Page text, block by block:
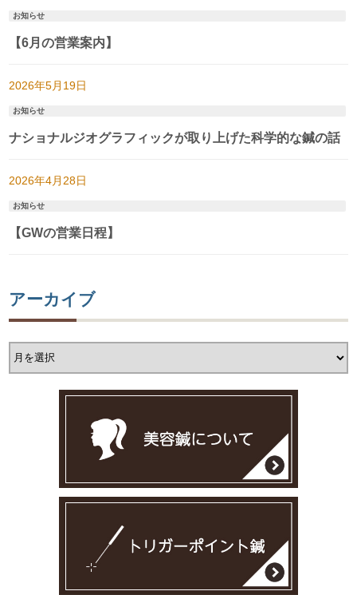
お知らせ
【6月の営業案内】
2026年5月19日
お知らせ
ナショナルジオグラフィックが取り上げた科学的な鍼の話
2026年4月28日
お知らせ
【GWの営業日程】
アーカイブ
ア
ー